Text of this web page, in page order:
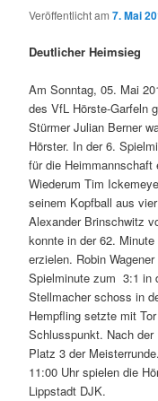
Veröffentlicht am7. Mai
Deutlicher Heimsieg
Am Sonntag, 05. Mai
des VfL Hörste-Garfeln
Stürmer Julian Berner
Hörster. In der 6.
für die Heimmannschaft
Wiederum Tim
seinem Kopfball aus
Alexander Brinschwitz
konnte in der 62.
erzielen. Robin
Spielminute zum 3:1 in
Stellmacher schoss in
Hempfling setzte mit
Schlusspunkt. Nach
Platz 3 der
11:00 Uhr spielen die
Lippstadt DJK.